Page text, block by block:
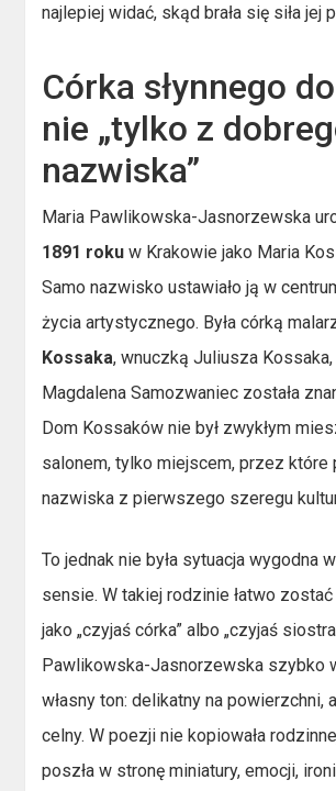
najlepiej widać, skąd brała się siła jej
Córka słynnego
nie „tylko z
nazwiska”
Maria Pawlikowska-Jasnorzewska
1891 roku w Krakowie jako Maria
Samo nazwisko ustawiało ją w
życia artystycznego. Była córką
Kossaka, wnuczką Juliusza
Magdalena Samozwaniec została
Dom Kossaków nie był zwykłym
salonem, tylko miejscem, przez które
nazwiska z pierwszego szeregu
To jednak nie była sytuacja wygodna
sensie. W takiej rodzinie łatwo
jako „czyjaś córka” albo „czyjaś
Pawlikowska-Jasnorzewska szybko
własny ton: delikatny na powierzchni,
celny. W poezji nie kopiowała
poszła w stronę miniatury, emocji,